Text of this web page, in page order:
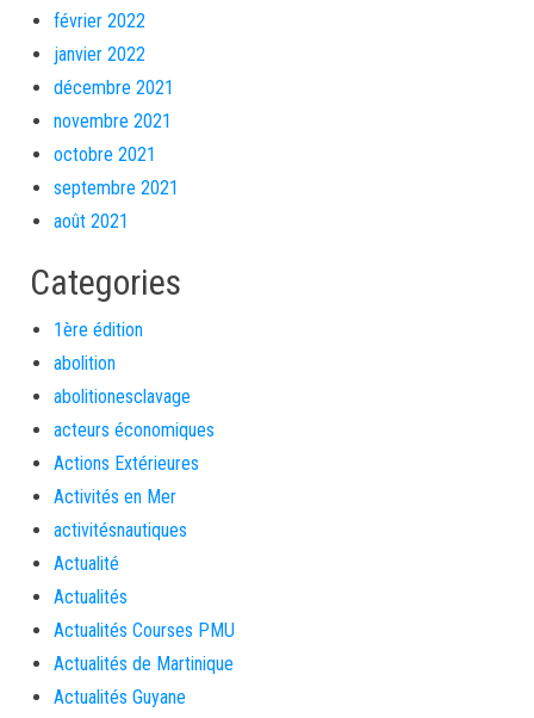
février 2022
janvier 2022
décembre 2021
novembre 2021
octobre 2021
septembre 2021
août 2021
Categories
1ère édition
abolition
abolitionesclavage
acteurs économiques
Actions Extérieures
Activités en Mer
activitésnautiques
Actualité
Actualités
Actualités Courses PMU
Actualités de Martinique
Actualités Guyane